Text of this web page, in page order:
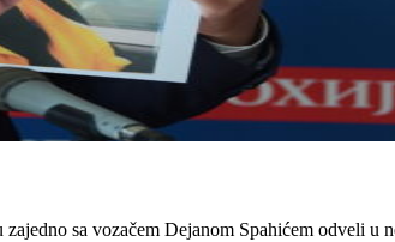
sa vozačem Dejanom Spahićem odveli u